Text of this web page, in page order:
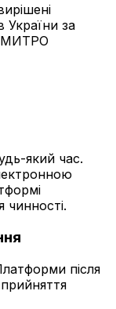
України за
який час.
після